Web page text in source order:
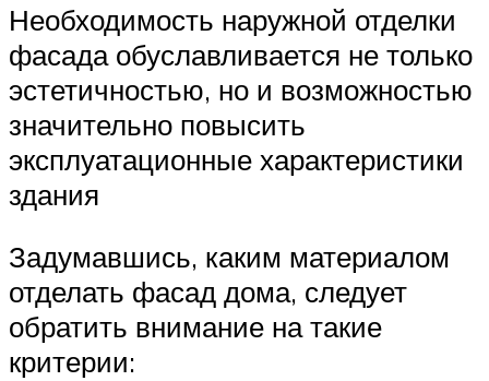
Необходимость наружной отделки
фасада обуславливается не только
эстетичностью, но и возможностью
значительно повысить
эксплуатационные характеристики
здания
Задумавшись, каким материалом
отделать фасад дома, следует
обратить внимание на такие
критерии: